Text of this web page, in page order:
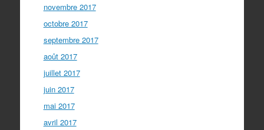
novembre 2017
octobre 2017
septembre 2017
août 2017
juillet 2017
juin 2017
mai 2017
avril 2017